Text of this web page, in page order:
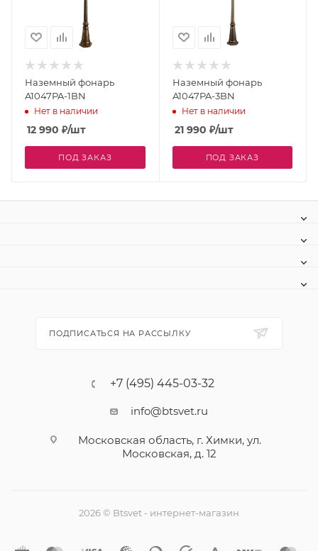
Наземный фонарь
A1047PA-1BN
Нет в наличии
12 990 ₽/шт
ПОД ЗАКАЗ
Наземный фонарь
A1047PA-3BN
Нет в наличии
21 990 ₽/шт
ПОД ЗАКАЗ
ПОДПИСАТЬСЯ НА РАССЫЛКУ
+7 (495) 445-03-32
info@btsvet.ru
Московская область, г. Химки, ул.
Московская, д. 12
2026 © Btsvet - интернет-магазин